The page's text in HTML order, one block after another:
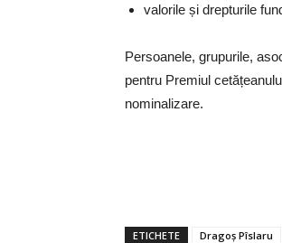
valorile și drepturile
Persoanele, grupurile,
pentru Premiul
nominalizare.
ETICHETE Dragoș Pîslaru